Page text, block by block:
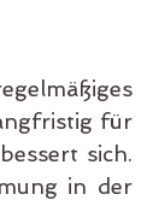
für
sich.
in der